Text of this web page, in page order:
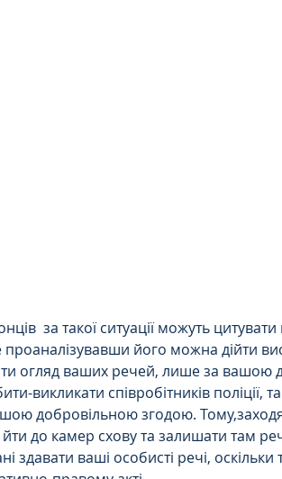
за такої ситуації можуть
проаналізувавши його можна дійти
огляд ваших речей, лише за вашою
викликати співробітників поліції,
добровільною згодою.
до камер схову та залишати там
здавати ваші особисті речі,